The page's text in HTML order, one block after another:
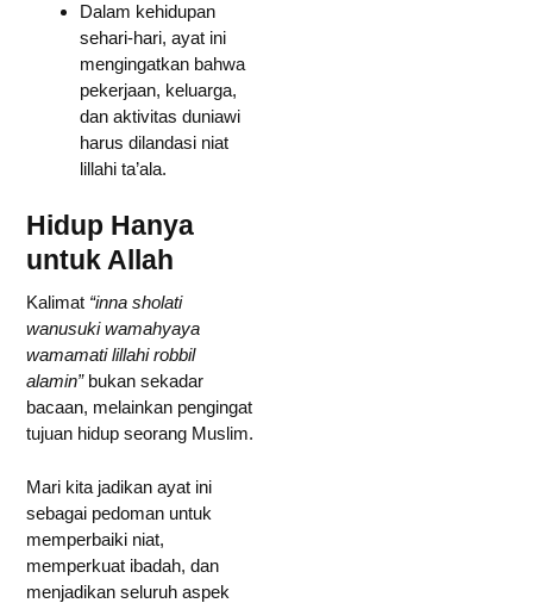
Dalam kehidupan
sehari-hari, ayat ini
mengingatkan bahwa
pekerjaan, keluarga,
dan aktivitas duniawi
harus dilandasi niat
lillahi ta’ala.
Hidup Hanya
untuk Allah
Kalimat “inna sholati
wanusuki wamahyaya
wamamati lillahi robbil
alamin”bukan sekadar
bacaan, melainkan pengingat
tujuan hidup seorang Muslim.
Mari kita jadikan ayat ini
sebagai pedoman untuk
memperbaiki niat,
memperkuat ibadah, dan
menjadikan seluruh aspek